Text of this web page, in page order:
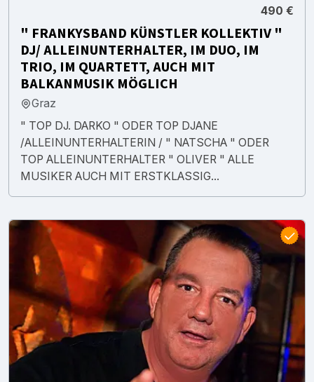
490 €
" FRANKYSBAND KÜNSTLER KOLLEKTIV "
DJ/ ALLEINUNTERHALTER, IM DUO, IM
TRIO, IM QUARTETT, AUCH MIT
BALKANMUSIK MÖGLICH
Graz
" TOP DJ. DARKO " ODER TOP DJANE
/ALLEINUNTERHALTERIN / " NATSCHA " ODER
TOP ALLEINUNTERHALTER " OLIVER " ALLE
MUSIKER AUCH MIT ERSTKLASSIG...